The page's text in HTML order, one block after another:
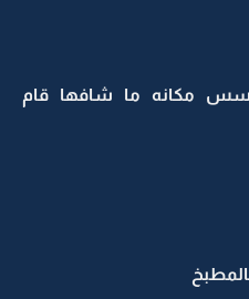
مكانه ما شافها قام